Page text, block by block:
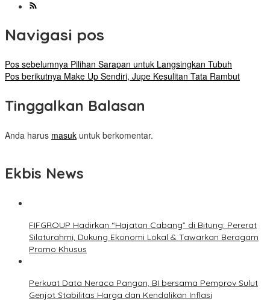
Navigasi pos
Pos sebelumnya Pilihan Sarapan untuk Langsingkan Tubuh
Pos berikutnya Make Up Sendiri, Jupe Kesulitan Tata Rambut
Tinggalkan Balasan
Anda harus masuk untuk berkomentar.
Ekbis News
FIFGROUP Hadirkan “Hajatan Cabang” di Bitung: Pererat
Silaturahmi, Dukung Ekonomi Lokal & Tawarkan Beragam
Promo Khusus
Perkuat Data Neraca Pangan, BI bersama Pemprov Sulut
Genjot Stabilitas Harga dan Kendalikan Inflasi